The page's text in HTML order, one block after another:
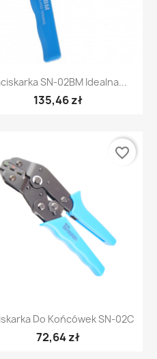
Szybki podgląd
SN-02BM Idealna...
135,46 zł
Szybki podgląd
Do Końcówek SN-02C
72,64 zł
favorite_border